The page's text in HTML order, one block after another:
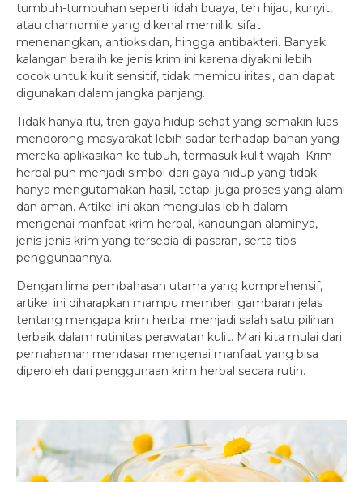
tumbuh-tumbuhan seperti lidah buaya, teh hijau, kunyit,
atau chamomile yang dikenal memiliki sifat
menenangkan, antioksidan, hingga antibakteri. Banyak
kalangan beralih ke jenis krim ini karena diyakini lebih
cocok untuk kulit sensitif, tidak memicu iritasi, dan dapat
digunakan dalam jangka panjang.
Tidak hanya itu, tren gaya hidup sehat yang semakin luas
mendorong masyarakat lebih sadar terhadap bahan yang
mereka aplikasikan ke tubuh, termasuk kulit wajah. Krim
herbal pun menjadi simbol dari gaya hidup yang tidak
hanya mengutamakan hasil, tetapi juga proses yang alami
dan aman. Artikel ini akan mengulas lebih dalam
mengenai manfaat krim herbal, kandungan alaminya,
jenis-jenis krim yang tersedia di pasaran, serta tips
penggunaannya.
Dengan lima pembahasan utama yang komprehensif,
artikel ini diharapkan mampu memberi gambaran jelas
tentang mengapa krim herbal menjadi salah satu pilihan
terbaik dalam rutinitas perawatan kulit. Mari kita mulai dari
pemahaman mendasar mengenai manfaat yang bisa
diperoleh dari penggunaan krim herbal secara rutin.